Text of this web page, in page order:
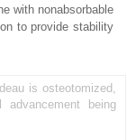
with nonabsorbable
to provide stability
is osteotomized,
being